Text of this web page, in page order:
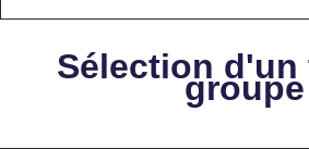
Sélection d'un
groupe